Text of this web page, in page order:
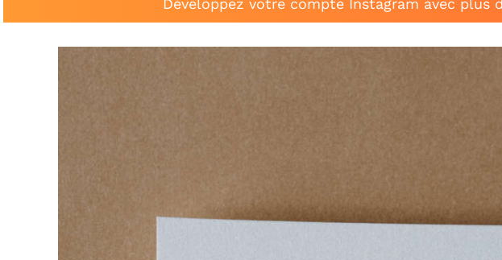
Développez votre compte Instagram avec plus